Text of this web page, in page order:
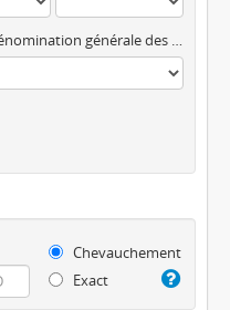
Dénomination générale des documents
Chevauchement
Exact